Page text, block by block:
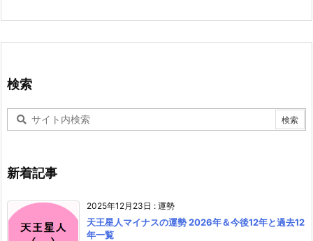
検索
新着記事
2025年12月23日 : 運勢
天王星人マイナスの運勢 2026年＆今後12年と過去12
年一覧